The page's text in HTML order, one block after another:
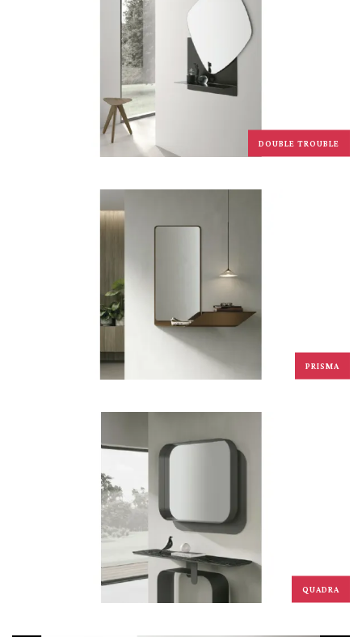
DOUBLE TROUBLE
PRISMA
QUADRA